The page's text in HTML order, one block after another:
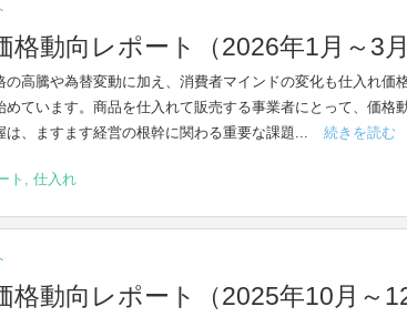
動向レポート（2026年1月～3月
の高騰や為替変動に加え、消費者マインドの変化も仕入れ価
めています。商品を仕入れて販売する事業者にとって、価格
は、ますます経営の根幹に関わる重要な課題...
続きを読む
ト , 仕入れ
格動向レポート（2025年10月～